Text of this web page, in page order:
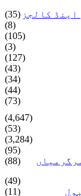
کالجز (35)
(8)
(105)
(3)
(127)
(43)
(34)
(44)
(73)
(4,647)
(53)
(3,284)
(95)
(88)
(49)
(11)